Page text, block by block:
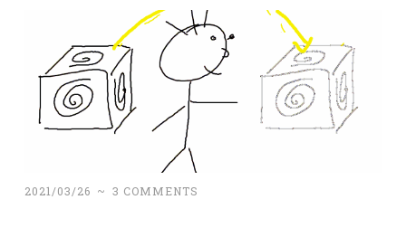
2021/03/26 ~ 3 COMMENTS